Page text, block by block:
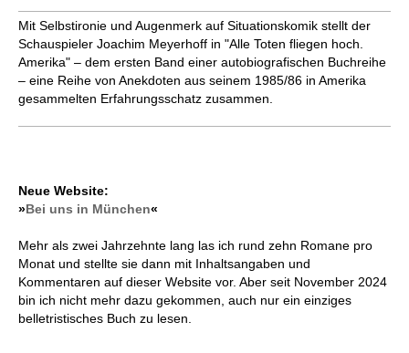
Mit Selbstironie und Augenmerk auf Situationskomik stellt der
Schauspieler Joachim Meyerhoff in "Alle Toten fliegen hoch.
Amerika" – dem ersten Band einer autobiografischen Buchreihe
– eine Reihe von Anekdoten aus seinem 1985/86 in Amerika
gesammelten Erfahrungsschatz zusammen.
Neue Website:
»Bei uns in München«
Mehr als zwei Jahrzehnte lang las ich rund zehn Romane pro
Monat und stellte sie dann mit Inhaltsangaben und
Kommentaren auf dieser Website vor. Aber seit November 2024
bin ich nicht mehr dazu gekommen, auch nur ein einziges
belletristisches Buch zu lesen.